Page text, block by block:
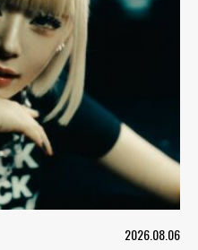
2026.08.06